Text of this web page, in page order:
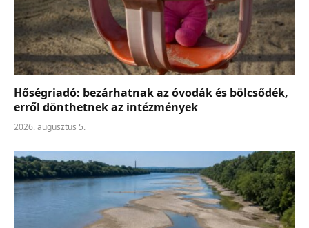
Hőségriadó: bezárhatnak az óvodák és bölcsődék,
erről dönthetnek az intézmények
2026. augusztus 5.